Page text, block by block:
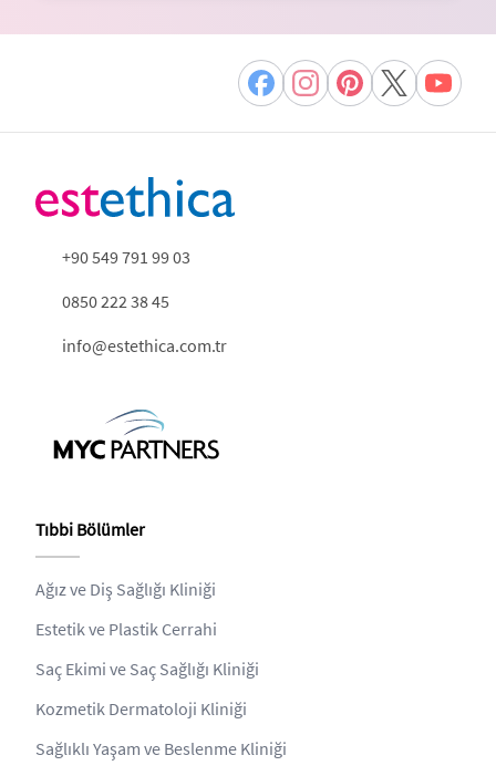
+90 549 791 99 03
0850 222 38 45
info@estethica.com.tr
Tıbbi Bölümler
Ağız ve Diş Sağlığı Kliniği
Estetik ve Plastik Cerrahi
Saç Ekimi ve Saç Sağlığı Kliniği
Kozmetik Dermatoloji Kliniği
Sağlıklı Yaşam ve Beslenme Kliniği